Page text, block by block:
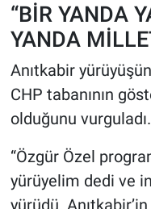
“BİR YANDA
YANDA
Anıtkabir
CHP tabanının
olduğunu vurguladı.
“Özgür Özel
yürüyelim dedi ve